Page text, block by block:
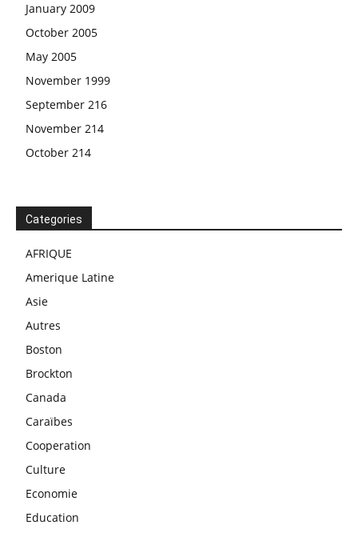
January 2009
October 2005
May 2005
November 1999
September 216
November 214
October 214
Categories
AFRIQUE
Amerique Latine
Asie
Autres
Boston
Brockton
Canada
Caraïbes
Cooperation
Culture
Economie
Education